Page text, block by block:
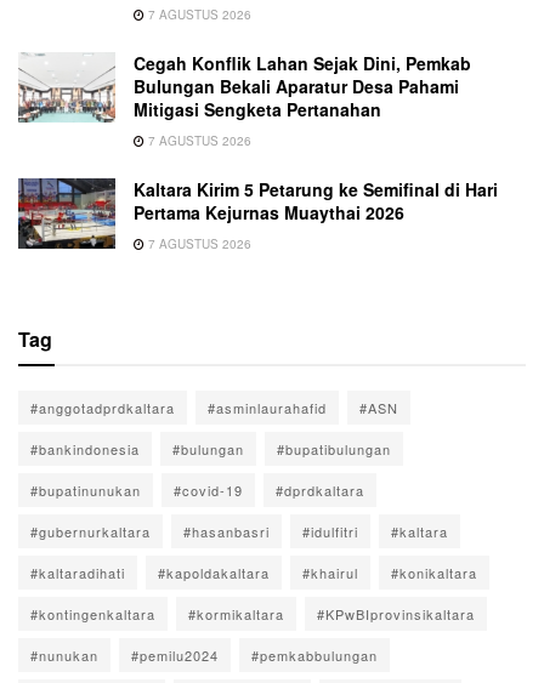
7 AGUSTUS 2026
Cegah Konflik Lahan Sejak Dini, Pemkab
Bulungan Bekali Aparatur Desa Pahami
Mitigasi Sengketa Pertanahan
7 AGUSTUS 2026
Kaltara Kirim 5 Petarung ke Semifinal di Hari
Pertama Kejurnas Muaythai 2026
7 AGUSTUS 2026
Tag
#anggotadprdkaltara #asminlaurahafid #ASN
#bankindonesia #bulungan #bupatibulungan
#bupatinunukan #covid-19 #dprdkaltara
#gubernurkaltara #hasanbasri #idulfitri #kaltara
#kaltaradihati #kapoldakaltara #khairul #konikaltara
#kontingenkaltara #kormikaltara #KPwBIprovinsikaltara
#nunukan #pemilu2024 #pemkabbulungan